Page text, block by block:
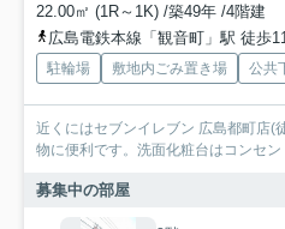
22.00㎡ (1R～1K) /築49年 /4階建
広島電鉄本線「観音町」駅 徒歩
駐輪場 敷地内ごみ置き場 公共
近くにはセブンイレブン 広島都町店(
物に便利です。洗面化粧台はコンセ
募集中の部屋